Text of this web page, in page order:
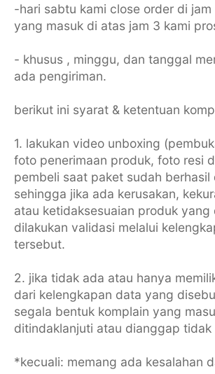
-hari sabtu kami close order di jam
yang masuk di atas jam 3 kami
- khusus , minggu, dan tanggal
ada pengiriman.
berikut ini syarat & ketentuan
1. lakukan video unboxing
foto penerimaan produk, foto resi
pembeli saat paket sudah berhasil
sehingga jika ada kerusakan,
atau ketidaksesuaian produk yang
dilakukan validasi melalui
tersebut.
2. jika tidak ada atau hanya
dari kelengkapan data yang
segala bentuk komplain yang
ditindaklanjuti atau dianggap tidak
*kecuali: memang ada kesalahan